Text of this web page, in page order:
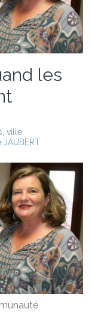
les
ville
JAUBERT